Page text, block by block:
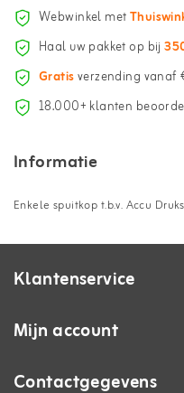
Webwinkel met
Haal uw pakket op bij
Gratisverzending vanaf
18.000+ klanten
Informatie
Enkele spuitkop t.b.v. Accu
Klantenservice
Mijn account
Contactgegevens